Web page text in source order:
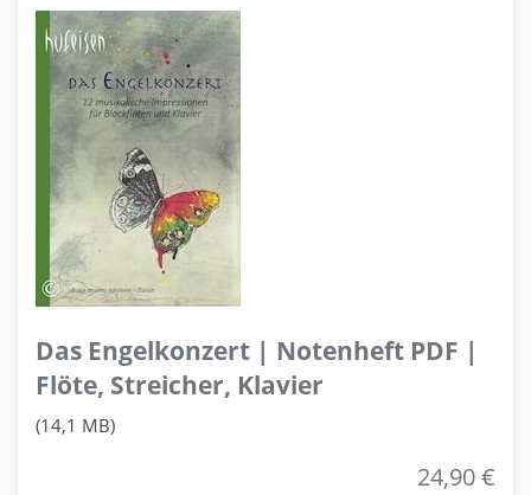
Das Engelkonzert | Notenheft PDF |
Flöte, Streicher, Klavier
(14,1 MB)
24,90 €